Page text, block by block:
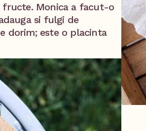
Monica a facut-o
si fulgi de
dorim; este o placinta